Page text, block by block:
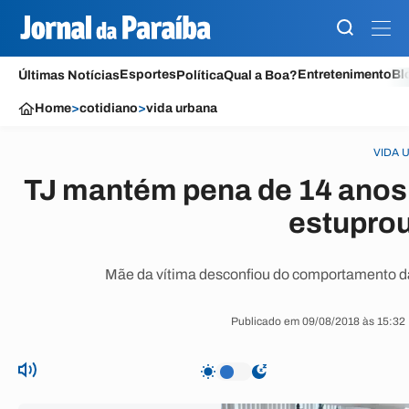
Últimas NotíciasEsportesPolíticaQual a Boa?Entretenimento
Home>cotidiano>vida urbana
VIDA
TJ mantém pena de 14
Mãe da vítima desconfiou do comportamento
Publicado em 09/08/2018 às